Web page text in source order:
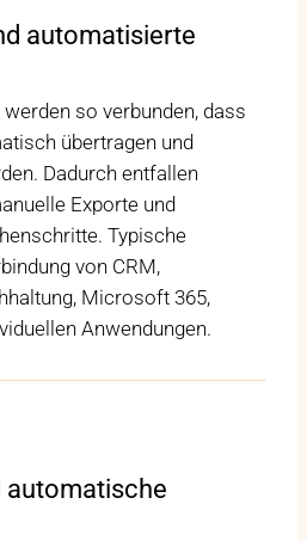
automatisierte
so verbunden, dass
übertragen und
Dadurch entfallen
Exporte und
Typische
von CRM,
Microsoft 365,
Anwendungen.
automatische